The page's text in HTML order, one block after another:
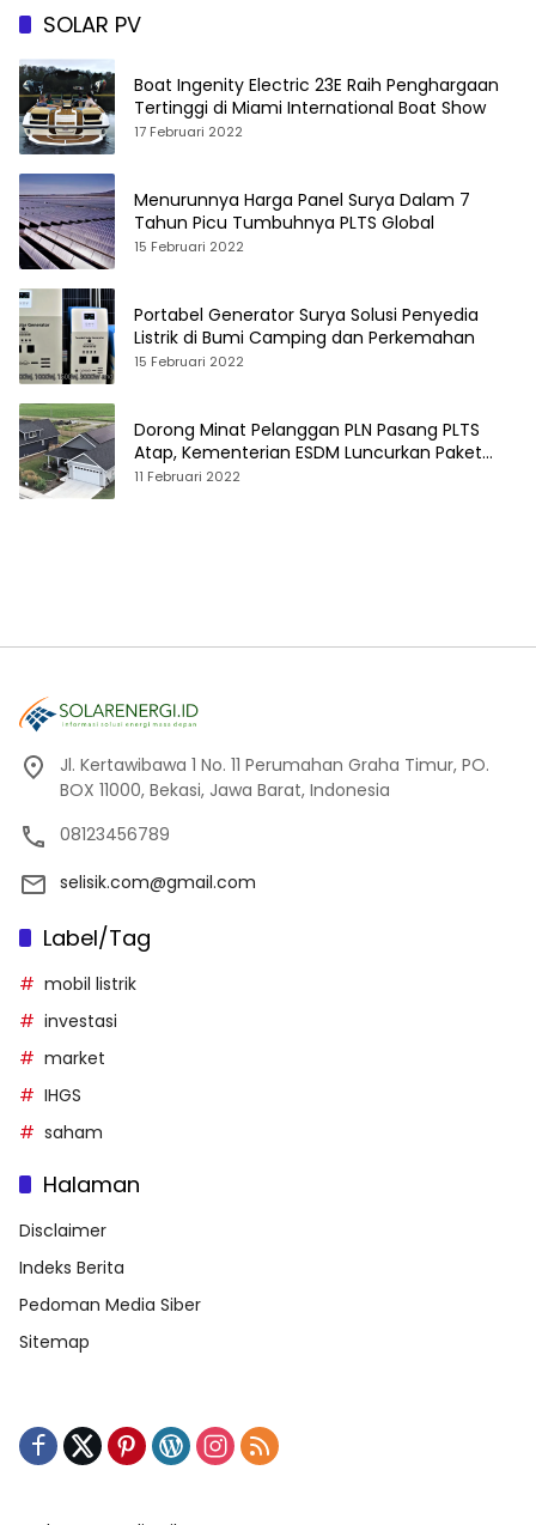
SOLAR PV
Boat Ingenity Electric 23E Raih Penghargaan
Tertinggi di Miami International Boat Show
17 Februari 2022
Menurunnya Harga Panel Surya Dalam 7
Tahun Picu Tumbuhnya PLTS Global
15 Februari 2022
Portabel Generator Surya Solusi Penyedia
Listrik di Bumi Camping dan Perkemahan
15 Februari 2022
Dorong Minat Pelanggan PLN Pasang PLTS
Atap, Kementerian ESDM Luncurkan Paket
Hibah SEF
11 Februari 2022
Jl. Kertawibawa 1 No. 11 Perumahan Graha Timur, PO.
BOX 11000, Bekasi, Jawa Barat, Indonesia
08123456789
selisik.com@gmail.com
Label/Tag
mobil listrik
investasi
market
IHGS
saham
Halaman
Disclaimer
Indeks Berita
Pedoman Media Siber
Sitemap